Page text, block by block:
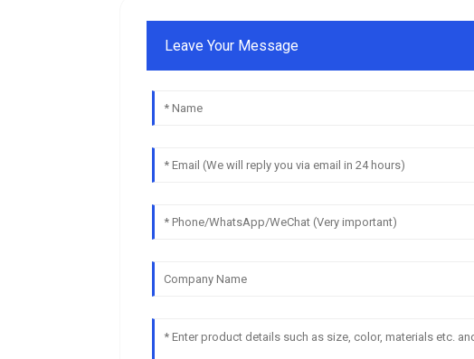
Leave Your Message